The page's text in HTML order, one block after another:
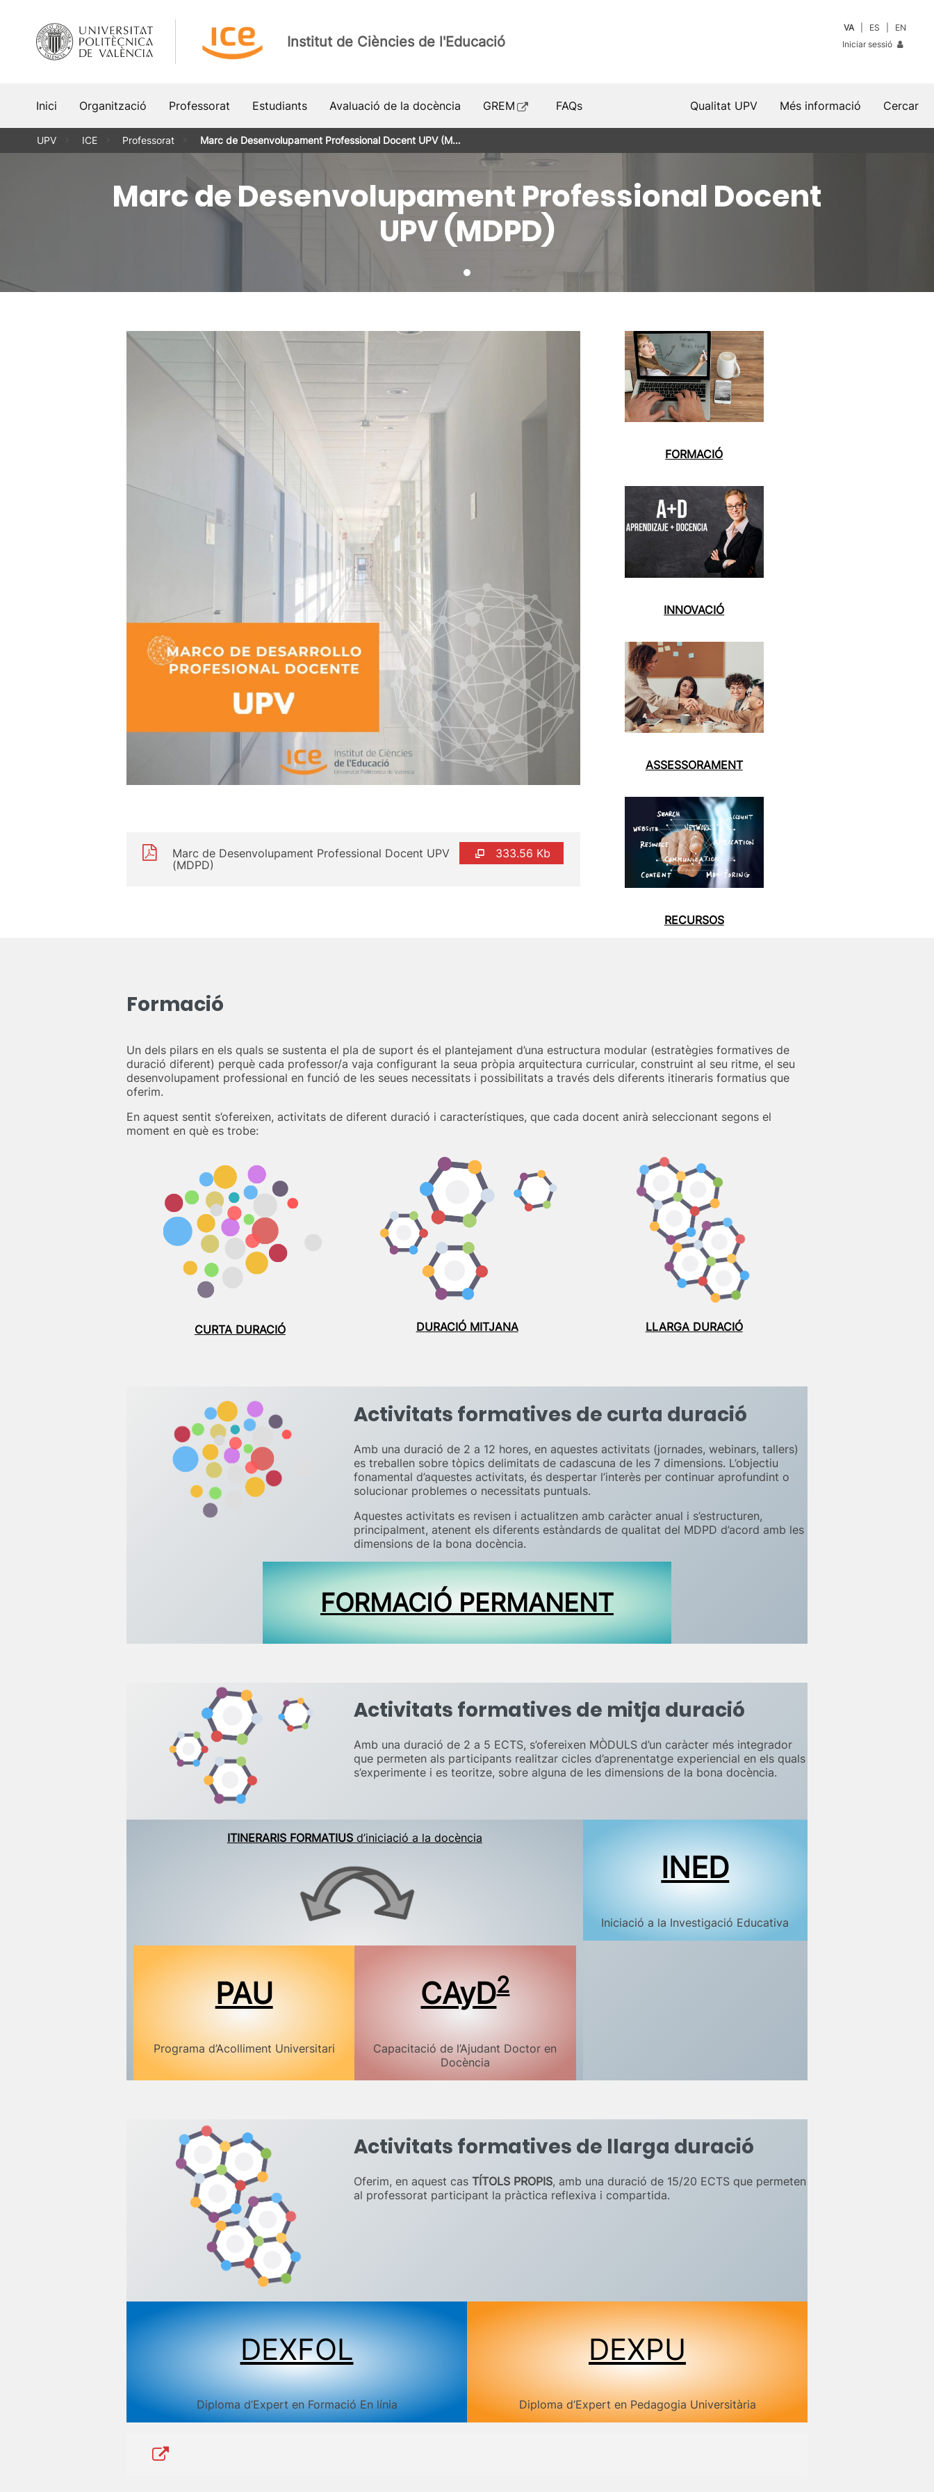
contingut
Institut de Ciències de l'Educació
VA ES
EN
Iniciar sessió
Inici Organització Professorat Estudiants Avaluació de la docència GREM FAQs Cercar
Més informació
Qualitat UPV
UPV ICE Professorat Marc de Desenvolupament Professional Docent UPV (M…
Marc de Desenvolupament Professional Docent
UPV (MDPD)
333.56 Kb
Marc de Desenvolupament Professional Docent UPV
(MDPD)
FORMACIÓ
INNOVACIÓ
ASSESSORAMENT
RECURSOS
Formació
Un dels pilars en els quals se sustenta el pla de suport és el plantejament d’una estructura modular (estratègies formatives de
duració diferent) perquè cada professor/a vaja configurant la seua pròpia arquitectura curricular, construint al seu ritme, el seu
desenvolupament professional en funció de les seues necessitats i possibilitats a través dels diferents itineraris formatius que
oferim.
En aquest sentit s’ofereixen, activitats de diferent duració i característiques, que cada docent anirà seleccionant segons el
moment en què es trobe:
CURTA DURACIÓ DURACIÓ MITJANA LLARGA DURACIÓ
Activitats formatives de curta duració
Amb una duració de 2 a 12 hores, en aquestes activitats (jornades, webinars, tallers)
es treballen sobre tòpics delimitats de cadascuna de les 7 dimensions. L’objectiu
fonamental d’aquestes activitats, és despertar l’interès per continuar aprofundint o
solucionar problemes o necessitats puntuals.
Aquestes activitats es revisen i actualitzen amb caràcter anual i s’estructuren,
principalment, atenent els diferents estàndards de qualitat del MDPD d’acord amb les
dimensions de la bona docència.
FORMACIÓ PERMANENT
Activitats formatives de mitja duració
Amb una duració de 2 a 5 ECTS, s’ofereixen MÒDULS d’un caràcter més integrador
que permeten als participants realitzar cicles d’aprenentatge experiencial en els quals
s’experimente i es teoritze, sobre alguna de les dimensions de la bona docència.
ITINERARIS FORMATIUSd’iniciació a la docència
PAU
Programa d’Acolliment Universitari
CAyD2
Capacitació de l’Ajudant Doctor en
Docència
INED
Iniciació a la Investigació Educativa
Activitats formatives de llarga duració
Oferim, en aquest cas TÍTOLS PROPIS, amb una duració de 15/20 ECTS que permeten
al professorat participant la pràctica reflexiva i compartida.
DEXFOL
Diploma d’Expert en Formació En línia
DEXPU
Diploma d’Expert en Pedagogia Universitària